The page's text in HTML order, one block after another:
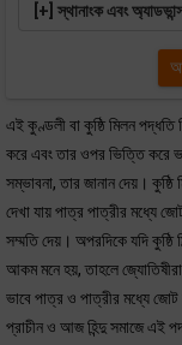
[+] স্থানাংক এবং
এই কুণ্ডলী বা কুষ্ঠি মিলন পদ্ধতি
করে এবং তার ওপর ভিত্তি করে
সম্ভাবনা, তার জানান দেয়।
দেখা যায় পাত্র পাত্রীর মধ্যে
সম্মতি দেয়। অপরদিকে যদি
আকম মনে হয়, তাহলে
ভাবে পাত্র ও পাত্রীর মধ্যে
প্রাচীন ও আজ হিন্দু সমাজে এই